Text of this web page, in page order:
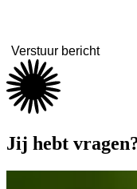
Jij hebt vragen